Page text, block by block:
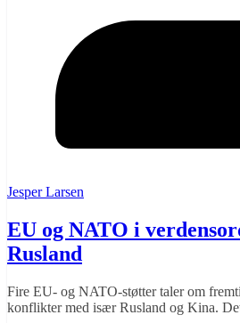
Jesper Larsen
EU og NATO i
Rusland
Fire EU- og NATO-støtter taler om
konflikter med især Rusland og Kina.